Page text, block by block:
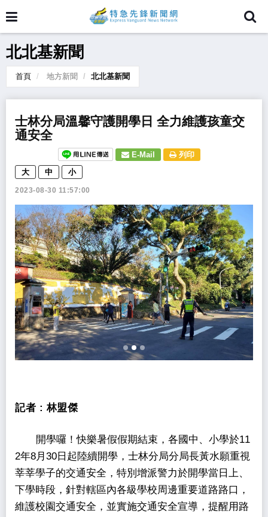
北北基新聞
首頁 地方新聞 北北基新聞
​士林分局溫馨守護開學日 全力維護孩童交
通安全
E-Mail
列印
大
中 小
2023-08-30 11:57:00
記者 :林盟傑
開學囉！快樂暑假假期結束，各國中、小學於11
2年8月30日起陸續開學，士林分局分局長黃水願重視
莘莘學子的交通安全，特別增派警力於開學當日上、
下學時段，針對轄區內各級學校周邊重要道路路口，
維護校園交通安全，並實施交通安全宣導，提醒用路